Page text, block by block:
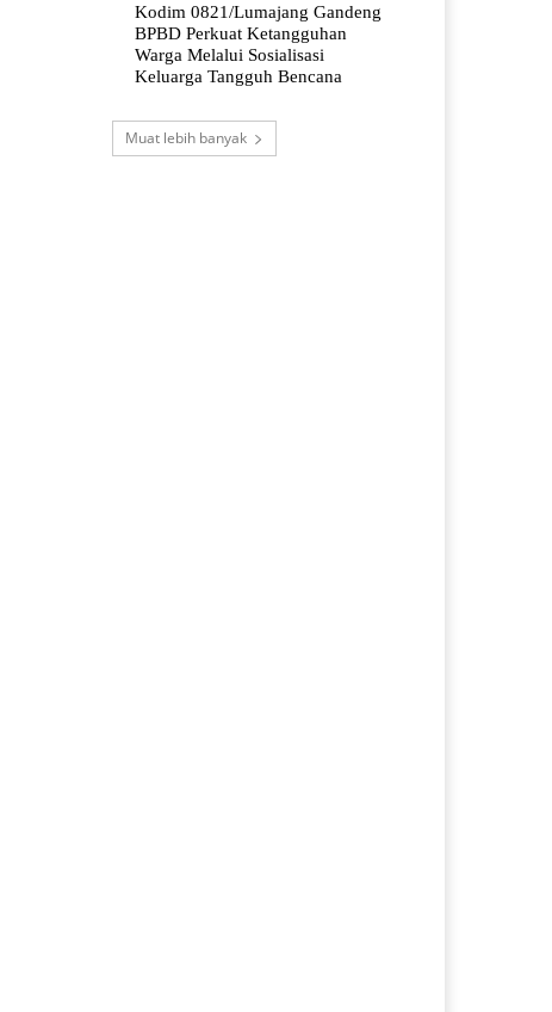
Kodim 0821/Lumajang Gandeng
BPBD Perkuat Ketangguhan
Warga Melalui Sosialisasi
Keluarga Tangguh Bencana
Muat lebih banyak